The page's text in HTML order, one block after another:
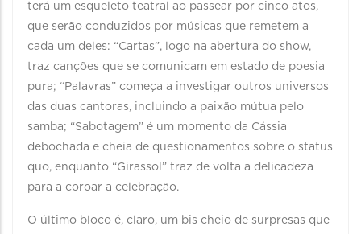
terá um esqueleto teatral ao passear por cinco atos,
que serão conduzidos por músicas que remetem a
cada um deles: “Cartas”, logo na abertura do show,
traz canções que se comunicam em estado de poesia
pura; “Palavras” começa a investigar outros universos
das duas cantoras, incluindo a paixão mútua pelo
samba; “Sabotagem” é um momento da Cássia
debochada e cheia de questionamentos sobre o status
quo, enquanto “Girassol” traz de volta a delicadeza
para a coroar a celebração.
O último bloco é, claro, um bis cheio de surpresas que